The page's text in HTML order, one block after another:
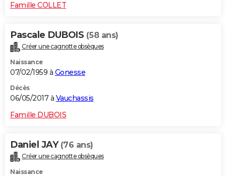
Famille COLLET
Pascale DUBOIS (58 ans)
Créer une cagnotte obsèques
Naissance
07/02/1959 à Gonesse
Décès
06/05/2017 à Vauchassis
Famille DUBOIS
Daniel JAY (76 ans)
Créer une cagnotte obsèques
Naissance